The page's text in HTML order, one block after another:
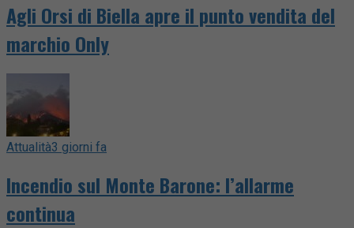
Agli Orsi di Biella apre il punto vendita del
marchio Only
Attualità3 giorni fa
Incendio sul Monte Barone: l’allarme
continua